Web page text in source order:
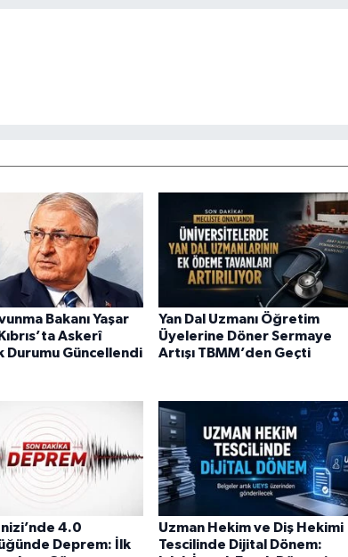
Bakanı Yaşar
Askerî
Durumu Güncellendi
Yan Dal Uzmanı Öğretim
Üyelerine Döner Sermaye
Artışı TBMM’den Geçti
4.0
Deprem: İlk
Uzman Hekim ve Diş Hekimi
Tescilinde Dijital Dönem: